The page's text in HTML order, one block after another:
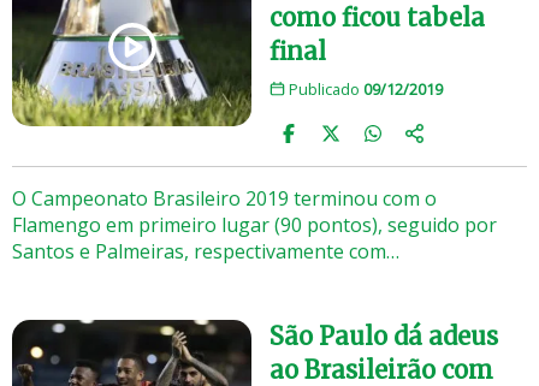
como ficou tabela
final
Publicado 09/12/2019
O Campeonato Brasileiro 2019 terminou com o
Flamengo em primeiro lugar (90 pontos), seguido por
Santos e Palmeiras, respectivamente com…
São Paulo dá adeus
ao Brasileirão com